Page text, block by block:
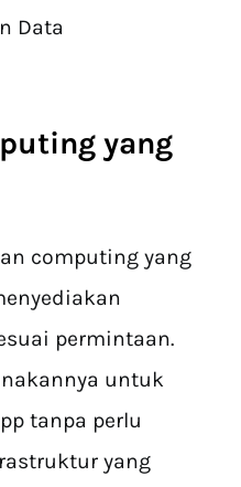
Data
yang
computing yang
permintaan.
untuk
tanpa perlu
yang